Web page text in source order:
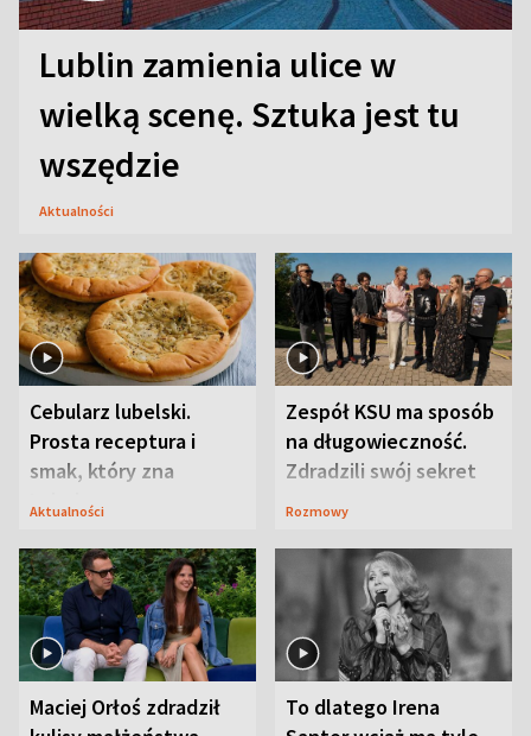
Lublin zamienia ulice w
wielką scenę. Sztuka jest tu
wszędzie
Aktualności
Cebularz lubelski.
Prosta receptura i
smak, który zna
Lubelszczyzna
Aktualności
Zespół KSU ma sposób
na długowieczność.
Zdradzili swój sekret
Rozmowy
Maciej Orłoś zdradził
To dlatego Irena